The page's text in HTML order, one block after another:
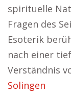
spirituelle
Fragen des
Esoterik
nach einer
Verständnis
Solingen